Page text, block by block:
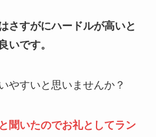
さすがにハードルが高いと
いです。
やすいと思いませんか？
聞いたのでお礼としてラン